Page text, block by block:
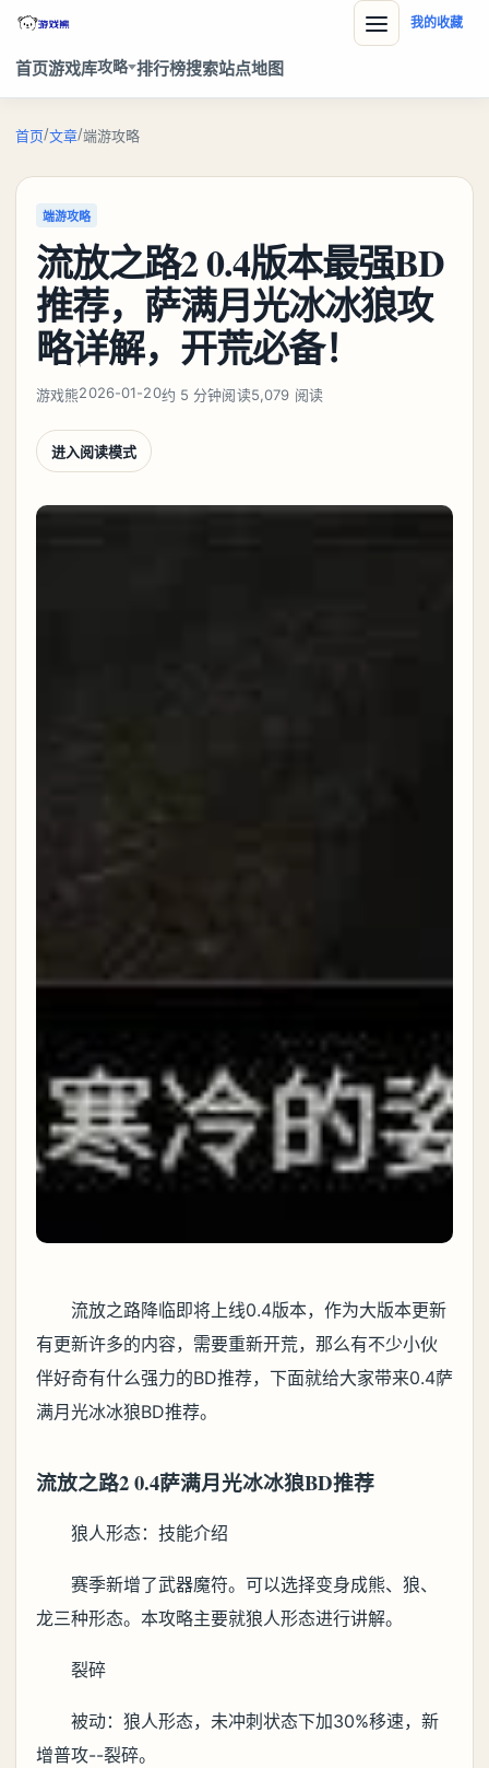
首页游戏库攻略 排行榜搜索站点地图
我的收藏
首页/文章/端游攻略
端游攻略
流放之路2 0.4版本最强BD
推荐，萨满月光冰冰狼攻
略详解，开荒必备！
游戏熊2026-01-20约 5 分钟阅读5,079 阅读
进入阅读模式
流放之路降临即将上线0.4版本，作为大版本更新
有更新许多的内容，需要重新开荒，那么有不少小伙
伴好奇有什么强力的BD推荐，下面就给大家带来0.4萨
满月光冰冰狼BD推荐。
流放之路2 0.4萨满月光冰冰狼BD推荐
狼人形态：技能介绍
赛季新增了武器魔符。可以选择变身成熊、狼、
龙三种形态。本攻略主要就狼人形态进行讲解。
裂碎
被动：狼人形态，未冲刺状态下加30%移速，新
增普攻--裂碎。